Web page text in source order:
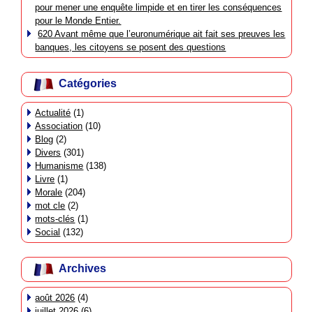
pour mener une enquête limpide et en tirer les conséquences
pour le Monde Entier.
620 Avant même que l’euronumérique ait fait ses preuves les
banques, les citoyens se posent des questions
Catégories
Actualité (1)
Association (10)
Blog (2)
Divers (301)
Humanisme (138)
Livre (1)
Morale (204)
mot cle (2)
mots-clés (1)
Social (132)
Archives
août 2026 (4)